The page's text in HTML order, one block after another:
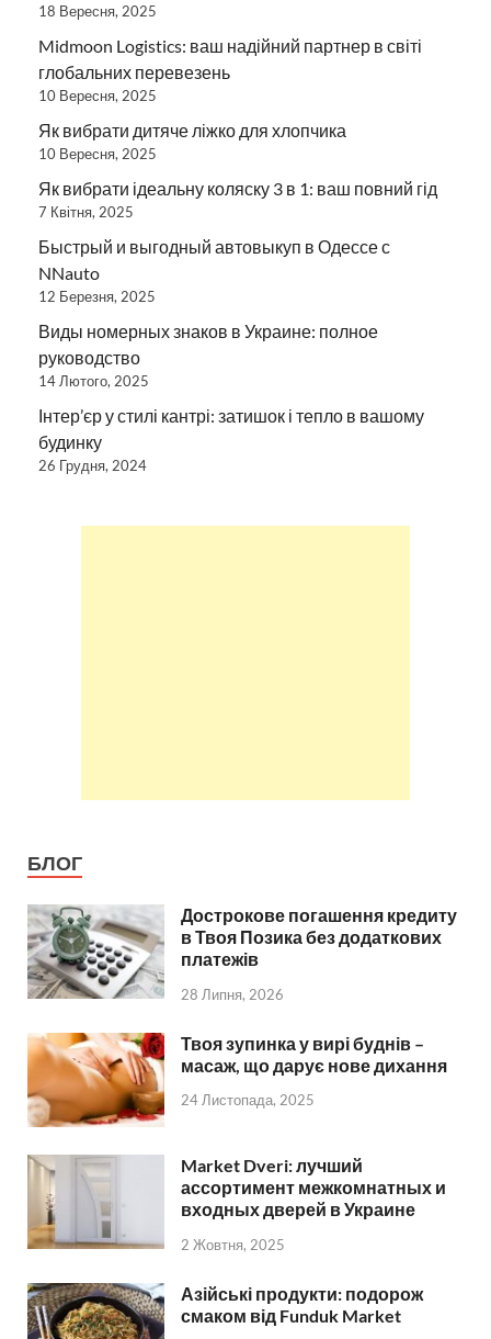
18 Вересня, 2025
Midmoon Logistics: ваш надійний партнер в світі
глобальних перевезень
10 Вересня, 2025
Як вибрати дитяче ліжко для хлопчика
10 Вересня, 2025
Як вибрати ідеальну коляску 3 в 1: ваш повний гід
7 Квітня, 2025
Быстрый и выгодный автовыкуп в Одессе с
NNauto
12 Березня, 2025
Виды номерных знаков в Украине: полное
руководство
14 Лютого, 2025
Інтер’єр у стилі кантрі: затишок і тепло в вашому
будинку
26 Грудня, 2024
БЛОГ
Дострокове погашення кредиту
в Твоя Позика без додаткових
платежів
28 Липня, 2026
Твоя зупинка у вирі буднів –
масаж, що дарує нове дихання
24 Листопада, 2025
Market Dveri: лучший
ассортимент межкомнатных и
входных дверей в Украине
2 Жовтня, 2025
Азійські продукти: подорож
смаком від Funduk Market